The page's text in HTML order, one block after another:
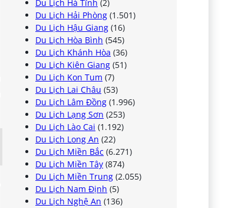
Du Lịch Hà Tĩnh (2)
Du Lịch Hải Phòng (1.501)
Du Lịch Hậu Giang (16)
Du Lịch Hòa Bình (545)
Du Lịch Khánh Hòa (36)
Du Lịch Kiên Giang (51)
Du Lịch Kon Tum (7)
Du Lịch Lai Châu (53)
Du Lịch Lâm Đồng (1.996)
Du Lịch Lạng Sơn (253)
Du Lịch Lào Cai (1.192)
Du Lịch Long An (22)
Du Lịch Miền Bắc (6.271)
Du Lịch Miền Tây (874)
Du Lịch Miền Trung (2.055)
Du Lịch Nam Định (5)
Du Lịch Nghệ An (136)